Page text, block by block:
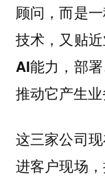
顾问，而是
技术，又贴
AI能力，部
推动它产生业
这三家公司
进客户现场